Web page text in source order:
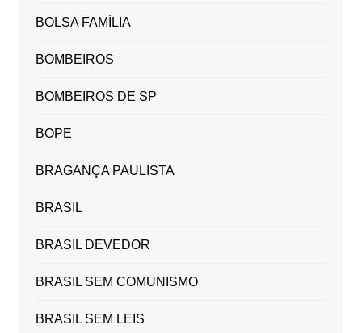
BOLSA FAMÍLIA
BOMBEIROS
BOMBEIROS DE SP
BOPE
BRAGANÇA PAULISTA
BRASIL
BRASIL DEVEDOR
BRASIL SEM COMUNISMO
BRASIL SEM LEIS